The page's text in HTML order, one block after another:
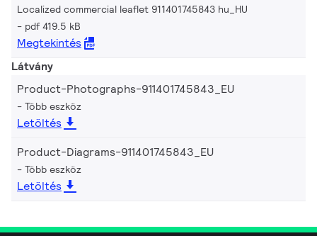
Localized commercial leaflet 911401745843 hu_HU
pdf 419.5 kB
Megtekintés
Látvány
Product-Photographs-911401745843_EU
Több eszköz
Letöltés
Product-Diagrams-911401745843_EU
Több eszköz
Letöltés